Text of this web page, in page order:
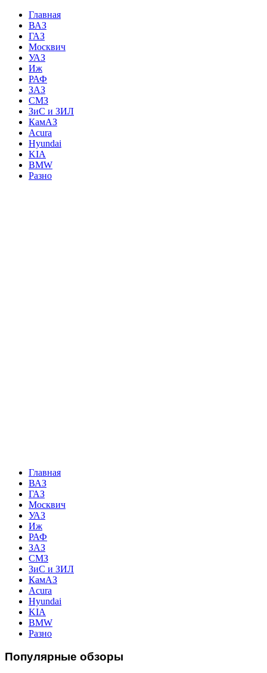
Главная
ВАЗ
ГАЗ
Москвич
УАЗ
Иж
РАФ
ЗАЗ
СМЗ
ЗиС и ЗИЛ
КамАЗ
Acura
Hyundai
KIA
BMW
Разно
Главная
ВАЗ
ГАЗ
Москвич
УАЗ
Иж
РАФ
ЗАЗ
СМЗ
ЗиС и ЗИЛ
КамАЗ
Acura
Hyundai
KIA
BMW
Разно
Популярные обзоры